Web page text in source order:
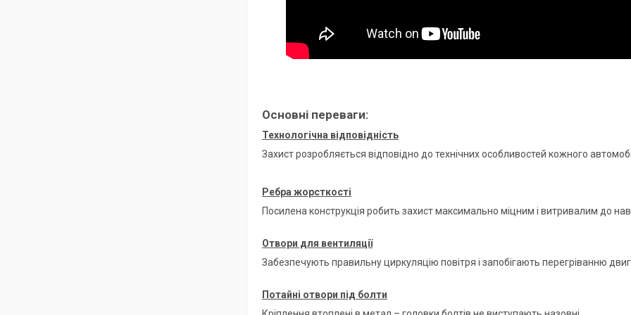
Основні переваги:
Технологічна відповідність
Захист розробляється відповідно до технічних особливостей кожного
Ребра жорсткості
Посилена конструкція робить захист максимально міцним і витривалим до
Отвори для вентиляції
Забезпечують правильну циркуляцію повітря і запобігають перегріванню
Потайні отвори під болти